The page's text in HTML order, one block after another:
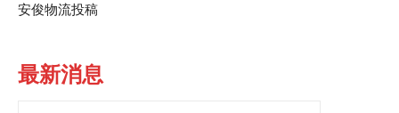
安俊物流投稿
最新消息